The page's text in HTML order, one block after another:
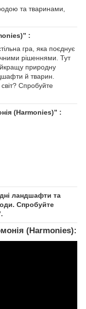
та тваринами,
:
гра, яка поєднує
рішеннями. Тут
природну
й тварин.
Спробуйте
(Harmonies)” :
ландшафти та
Спробуйте
(Harmonies):